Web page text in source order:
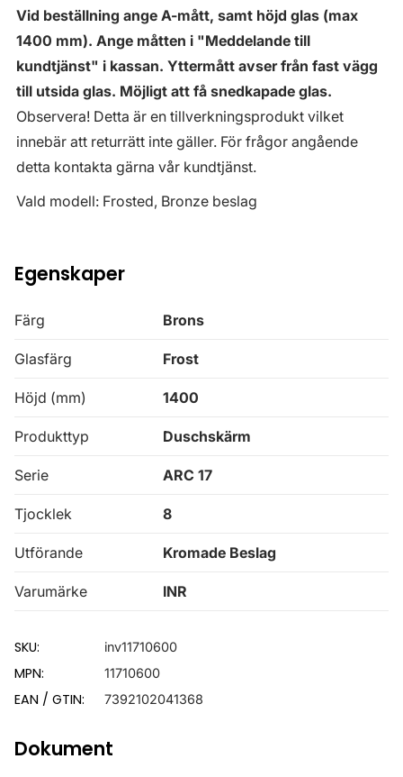
Vid beställning ange A-mått, samt höjd glas (max
1400 mm). Ange måtten i "Meddelande till
kundtjänst" i kassan. Yttermått avser från fast vägg
till utsida glas. Möjligt att få snedkapade glas.
Observera! Detta är en tillverkningsprodukt vilket
innebär att returrätt inte gäller. För frågor angående
detta kontakta gärna vår kundtjänst.
Vald modell: Frosted, Bronze beslag
Egenskaper
Färg Brons
Glasfärg Frost
Höjd (mm) 1400
Produkttyp Duschskärm
Serie ARC 17
Tjocklek 8
Utförande Kromade Beslag
Varumärke INR
SKU: inv11710600
MPN: 11710600
EAN / GTIN: 7392102041368
Dokument